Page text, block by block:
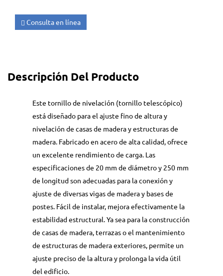
Consulta en línea
Descripción Del Producto
Este tornillo de nivelación (tornillo telescópico)
está diseñado para el ajuste fino de altura y
nivelación de casas de madera y estructuras de
madera. Fabricado en acero de alta calidad, ofrece
un excelente rendimiento de carga. Las
especificaciones de 20 mm de diámetro y 250 mm
de longitud son adecuadas para la conexión y
ajuste de diversas vigas de madera y bases de
postes. Fácil de instalar, mejora efectivamente la
estabilidad estructural. Ya sea para la construcción
de casas de madera, terrazas o el mantenimiento
de estructuras de madera exteriores, permite un
ajuste preciso de la altura y prolonga la vida útil
del edificio.